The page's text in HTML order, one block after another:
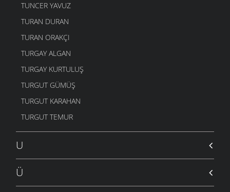
TUNCER YAVUZ
TURAN DURAN
TURAN ORAKÇI
TURGAY ALGAN
TURGAY KURTULUŞ
TURGUT GÜMÜŞ
TURGUT KARAHAN
TURGUT TEMUR
U
Ü